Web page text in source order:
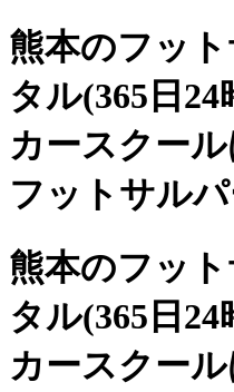
熊本のフッ
タル(365日24
カースクール
フットサル
熊本のフッ
タル(365日
カースクー